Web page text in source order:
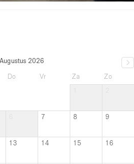
Augustus 2026
Do Vr Za
Zo
7 8 9
13 14 15 16